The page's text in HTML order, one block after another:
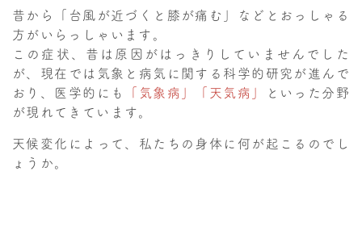
昔から「台風が近づくと膝が痛む」などとおっしゃる
方がいらっしゃいます。
この症状、昔は原因がはっきりしていませんでした
が、 現在では気象と病気に関する科学的研究が進んで
おり、医学的にも
「気象病」「天気病」
といった分野
が現れてきています。
天候変化によって、私たちの身体に何が起こるのでし
ょうか。